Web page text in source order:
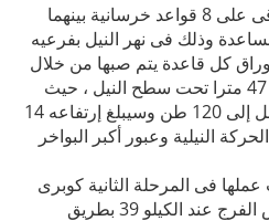
ويتم إنشاء كوبرى النيل الشرقى على 8 قواعد خرسانية بينهما
و6 قواعد مساعدة وذلك فى نهر النيل بفرعيه
الوراق كل قاعدة يتم صبها من خلال
80 خزوقا بقطر مترين وعمق 47 مترا تحت سطح النيل ، حيث
يتحمل الكوبرى أوزاناً ثقيلة تصل إلى 120 طن وسيبلغ إرتفاعه 14
النيلية وعبور أكبر البواخر
فى المرحلة الثانية كوبرى
أعلى تقاطع طريق محور روض الفرج عند الكيلو 39 بطريق